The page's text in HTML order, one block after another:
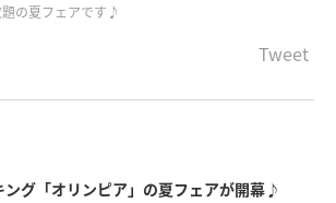
の夏フェアです♪
Tweet
ング「オリンピア」の夏フェアが開幕♪